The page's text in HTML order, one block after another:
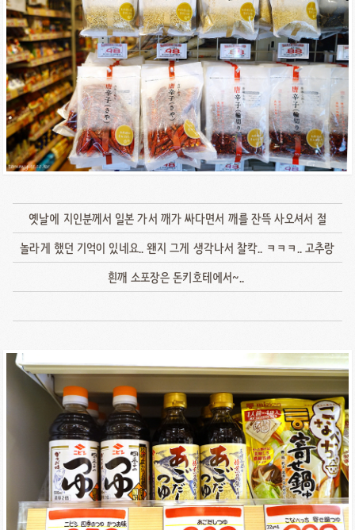
옛날에 지인분께서 일본 가서 깨가 싸다면서 깨를 잔뜩 사오셔서 절
놀라게 했던 기억이 있네요.. 왠지 그게 생각나서 찰칵.. ㅋㅋㅋ.. 고추랑
흰깨 소포장은 돈키호테에서~..